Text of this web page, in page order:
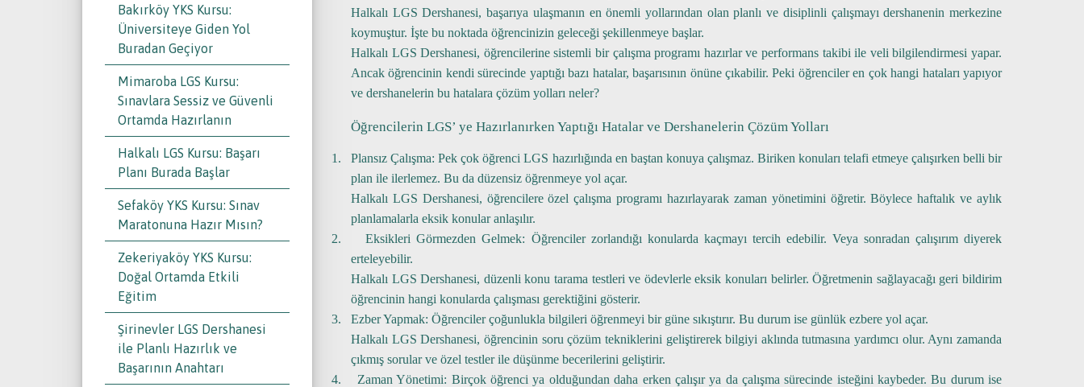
Bakırköy YKS Kursu:
Üniversiteye Giden Yol
Buradan Geçiyor
Mimaroba LGS Kursu:
Sınavlara Sessiz ve Güvenli
Ortamda Hazırlanın
Halkalı LGS Kursu: Başarı
Planı Burada Başlar
Sefaköy YKS Kursu: Sınav
Maratonuna Hazır Mısın?
Zekeriyaköy YKS Kursu:
Doğal Ortamda Etkili
Eğitim
Şirinevler LGS Dershanesi
ile Planlı Hazırlık ve
Başarının Anahtarı
Halkalı LGS Dershanesi, başarıya ulaşmanın en önemli yollarından olan planlı ve disiplinli çalışmayı dershanenin merkezine
koymuştur. İşte bu noktada öğrencinizin geleceği şekillenmeye başlar.
Halkalı LGS Dershanesi, öğrencilerine sistemli bir çalışma programı hazırlar ve performans takibi ile veli bilgilendirmesi yapar.
Ancak öğrencinin kendi sürecinde yaptığı bazı hatalar, başarısının önüne çıkabilir. Peki öğrenciler en çok hangi hataları yapıyor
ve dershanelerin bu hatalara çözüm yolları neler?
Öğrencilerin LGS’ ye Hazırlanırken Yaptığı Hatalar ve Dershanelerin Çözüm Yolları
1. Plansız Çalışma: Pek çok öğrenci LGS hazırlığında en baştan konuya çalışmaz. Biriken konuları telafi etmeye çalışırken belli bir
plan ile ilerlemez. Bu da düzensiz öğrenmeye yol açar.
Halkalı LGS Dershanesi, öğrencilere özel çalışma programı hazırlayarak zaman yönetimini öğretir. Böylece haftalık ve aylık
planlamalarla eksik konular anlaşılır.
2.
Eksikleri Görmezden Gelmek: Öğrenciler zorlandığı konularda kaçmayı tercih edebilir. Veya sonradan çalışırım diyerek
erteleyebilir.
Halkalı LGS Dershanesi, düzenli konu tarama testleri ve ödevlerle eksik konuları belirler. Öğretmenin sağlayacağı geri bildirim
öğrencinin hangi konularda çalışması gerektiğini gösterir.
3.
Ezber Yapmak: Öğrenciler çoğunlukla bilgileri öğrenmeyi bir güne sıkıştırır. Bu durum ise günlük ezbere yol açar.
Halkalı LGS Dershanesi, öğrencinin soru çözüm tekniklerini geliştirerek bilgiyi aklında tutmasına yardımcı olur. Aynı zamanda
çıkmış sorular ve özel testler ile düşünme becerilerini geliştirir.
4.
Zaman Yönetimi: Birçok öğrenci ya olduğundan daha erken çalışır ya da çalışma sürecinde isteğini kaybeder. Bu durum ise